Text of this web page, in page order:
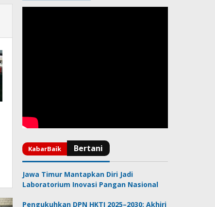
Jawa Timur Mantapkan Diri Jadi
Laboratorium Inovasi Pangan Nasional
Pengukuhkan DPN HKTI 2025–2030: Akhiri